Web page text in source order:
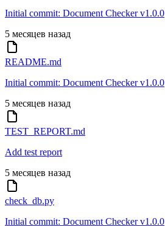
Initial commit: Document Checker v1.0.0
5 месяцев назад
README.md
Initial commit: Document Checker v1.0.0
5 месяцев назад
TEST_REPORT.md
Add test report
5 месяцев назад
check_db.py
Initial commit: Document Checker v1.0.0